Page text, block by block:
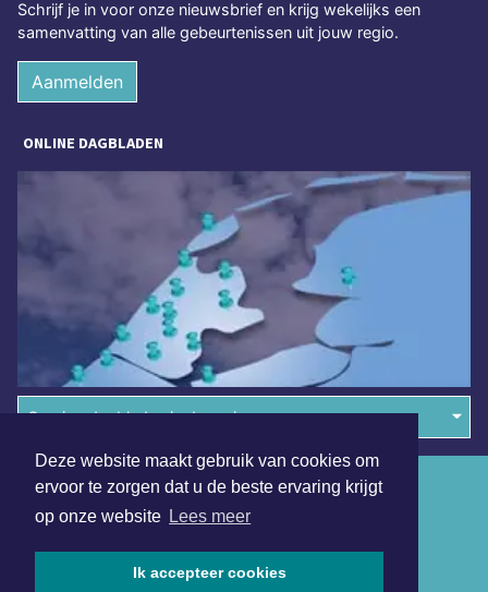
Deze website maakt gebruik van cookies om
ervoor te zorgen dat u de beste ervaring krijgt
op onze website Lees meer
Ik accepteer cookies
Schrijf je in voor onze nieuwsbrief en krijg wekelijks een
samenvatting van alle gebeurtenissen uit jouw regio.
Aanmelden
ONLINE DAGBLADEN
Overige dagbladen in de regio
Algemene voorwaarden
Disclaimer